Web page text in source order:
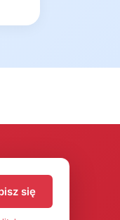
się